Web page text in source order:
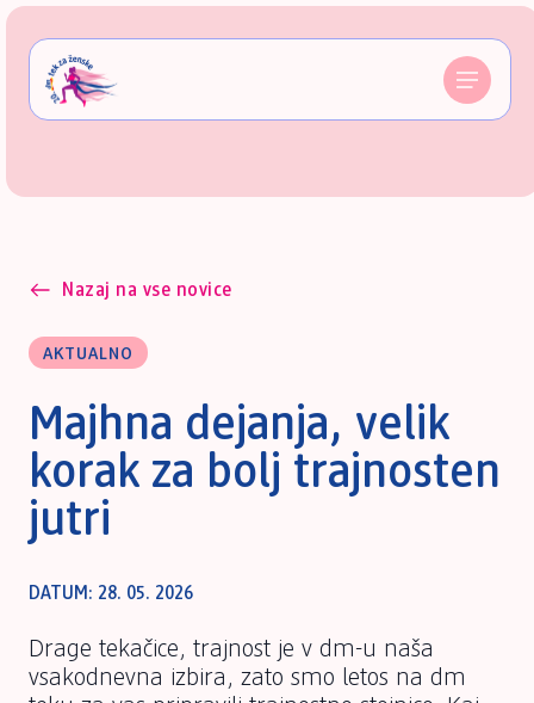
Nazaj na vse novice
AKTUALNO
Majhna dejanja, velik
korak za bolj trajnosten
jutri
DATUM: 28. 05. 2026
Drage tekačice, trajnost je v dm-u naša
vsakodnevna izbira, zato smo letos na dm